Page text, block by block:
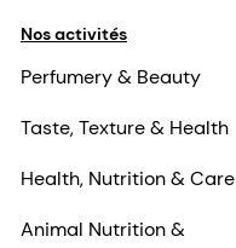
Nos activités
Perfumery & Beauty
Taste, Texture & Health
Health, Nutrition & Care
Animal Nutrition &